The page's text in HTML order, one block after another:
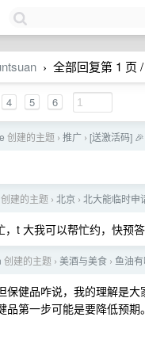
› 全部回复第 1 页
4 5 6
创建的主题 › 推广 › [送激活码]
创建的主题 › 北京 › 北大能临时申
，t 大我可以帮忙约，快预
创建的主题 › 美酒与美食 › 鱼油
保健品咋说，我的理解是
品第一步可能是要降低预